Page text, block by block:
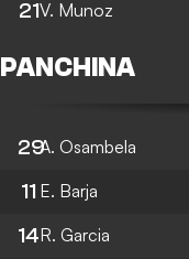
21V. Munoz
PANCHINA
29A. Osambela
11 E. Barja
14R. Garcia